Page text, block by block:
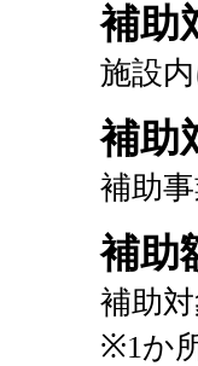
補助
施設
補助
補助
補助
補助
※1か